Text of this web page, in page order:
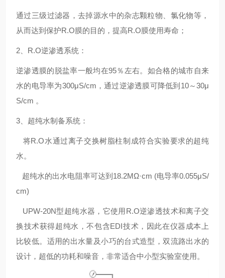
通过三级过滤器，去掉源水中的杂志颗粒物、氯化物等，
从而达到保护R.O膜的目的，提高R.O膜使用寿命；
2、R.O逆渗透系统：
逆渗透膜的脱盐率一般均在95％左右。如合格的城市自来
水的电导率为300μS/cm，通过逆渗透膜可降低到10～30μ
S/cm 。
3、超纯水制备系统：
将R.O水通过离子交换树脂柱制成符合实验要求的超纯
水。
超纯水的出水电阻率可达到18.2MΩ·cm (电导率0.055μS/
cm)
UPW-20N型超纯水器，它使用R.O逆渗透技术和离子交
换技术获得超纯水，不包含EDI技术，因此在仪器成本上
比较低。适用的出水量及小巧的台式造型，双流路出水的
设计，超低的功耗和噪音，非常适合中小型实验室使用。